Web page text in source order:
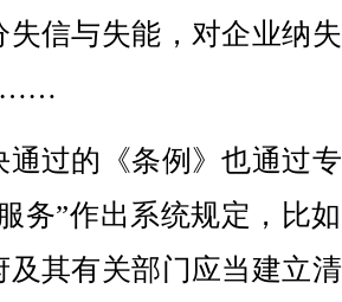
失信与失能，对企业纳
过的《条例》也通过
务”作出系统规定，比
及其有关部门应当建立